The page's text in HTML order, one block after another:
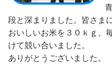
段と深まりました。皆さま
おいしいお米を３０ｋｇ、
けて競い合いました。
ありがとうございました。